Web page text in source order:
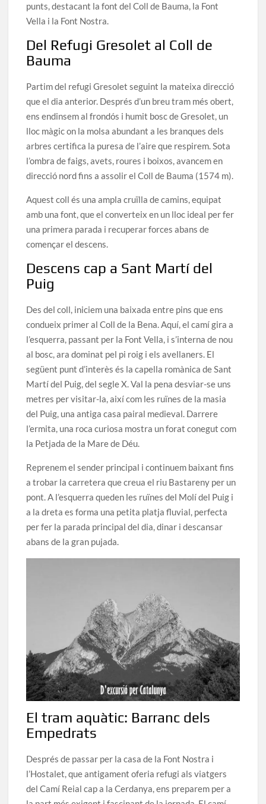
punts, destacant la font del Coll de Bauma, la Font
Vella i la Font Nostra.
Del Refugi Gresolet al Coll de
Bauma
Partim del refugi Gresolet seguint la mateixa direcció
que el dia anterior. Després d’un breu tram més obert,
ens endinsem al frondós i humit bosc de Gresolet, un
lloc màgic on la molsa abundant a les branques dels
arbres certifica la puresa de l’aire que respirem. Sota
l’ombra de faigs, avets, roures i boixos, avancem en
direcció nord fins a assolir el Coll de Bauma (1574 m).
Aquest coll és una ampla cruïlla de camins, equipat
amb una font, que el converteix en un lloc ideal per fer
una primera parada i recuperar forces abans de
començar el descens.
Descens cap a Sant Martí del
Puig
Des del coll, iniciem una baixada entre pins que ens
condueix primer al Coll de la Bena. Aquí, el camí gira a
l’esquerra, passant per la Font Vella, i s’interna de nou
al bosc, ara dominat pel pi roig i els avellaners. El
següent punt d’interès és la capella romànica de Sant
Martí del Puig, del segle X. Val la pena desviar-se uns
metres per visitar-la, així com les ruïnes de la masia
del Puig, una antiga casa pairal medieval. Darrere
l’ermita, una roca curiosa mostra un forat conegut com
la Petjada de la Mare de Déu.
Reprenem el sender principal i continuem baixant fins
a trobar la carretera que creua el riu Bastareny per un
pont. A l’esquerra queden les ruïnes del Molí del Puig i
a la dreta es forma una petita platja fluvial, perfecta
per fer la parada principal del dia, dinar i descansar
abans de la gran pujada.
El tram aquàtic: Barranc dels
Empedrats
Després de passar per la casa de la Font Nostra i
l’Hostalet, que antigament oferia refugi als viatgers
del Camí Reial cap a la Cerdanya, ens preparem per a